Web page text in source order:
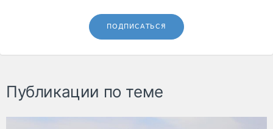
ПОДПИСАТЬСЯ
Публикации по теме